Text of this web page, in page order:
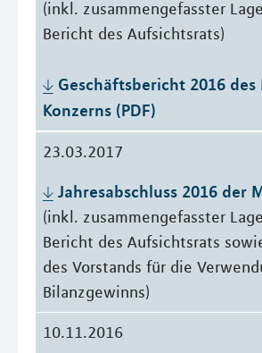
(inkl. zusammengefasster
Bericht des Aufsichtsrats)
Geschäftsbericht 2016 des
Konzerns (PDF)
23.03.2017
Jahresabschluss 2016 der
(inkl. zusammengefasster
Bericht des Aufsichtsrats
des Vorstands für die
Bilanzgewinns)
10.11.2016